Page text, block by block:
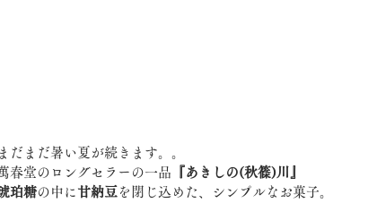
まだまだ暑い夏が続きます。。
春堂のロングセラーの一品 『あきしの(秋篠)川』
珀糖の中に 甘納豆 を閉じ込めた、シンプルなお菓子。